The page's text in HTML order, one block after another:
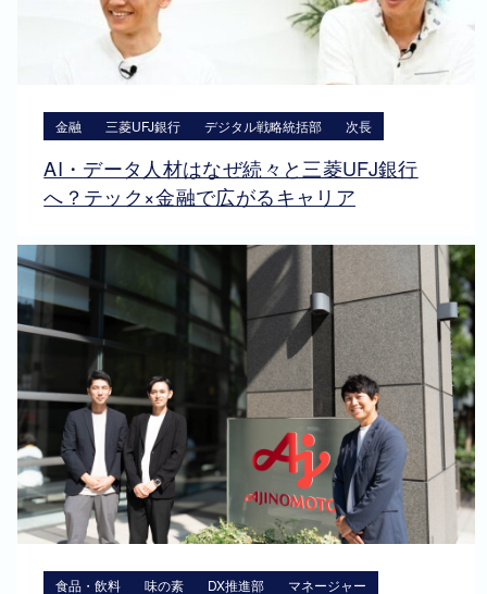
金融 三菱UFJ銀行 デジタル戦略統括部 次長
AI・データ人材はなぜ続々と三菱UFJ銀行
へ？テック×金融で広がるキャリア
食品・飲料 味の素 DX推進部 マネージャー